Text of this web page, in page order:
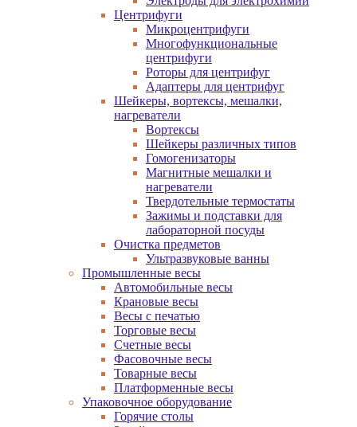
Центрифуги
Микроцентрифуги
Многофункциональные
центрифуги
Роторы для центрифуг
Адаптеры для центрифуг
Шейкеры, вортексы, мешалки,
нагреватели
Вортексы
Шейкеры различных типов
Гомогенизаторы
Магнитные мешалки и
нагреватели
Твердотельные термостаты
Зажимы и подставки для
лабораторной посуды
Очистка предметов
Ультразвуковые ванны
Промышленные весы
Автомобильные весы
Крановые весы
Весы с печатью
Торговые весы
Счетные весы
Фасовочные весы
Товарные весы
Платформенные весы
Упаковочное оборудование
Горячие столы